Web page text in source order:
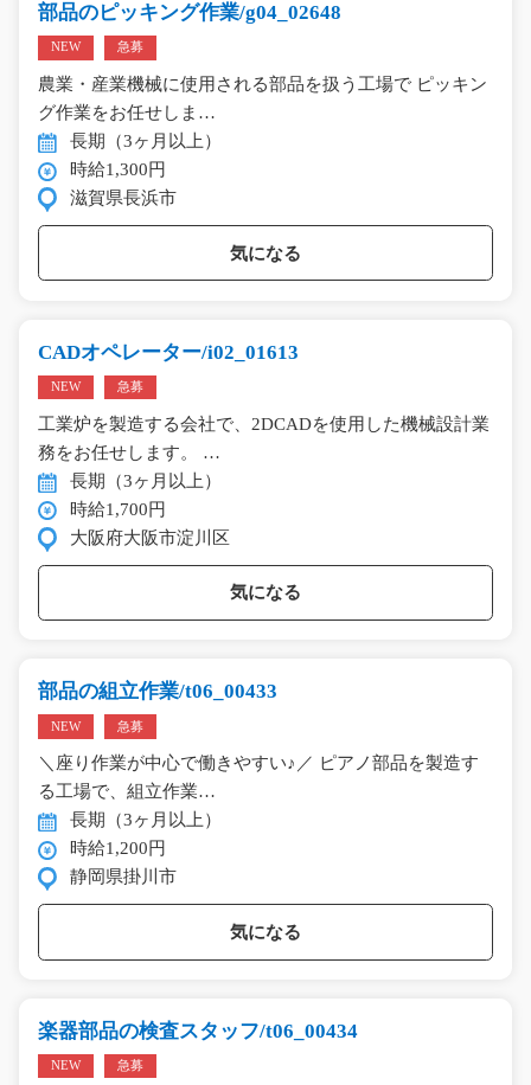
部品のピッキング作業/g04_02648
NEW 急募
農業・産業機械に使用される部品を扱う工場で ピッキン
グ作業をお任せしま…
長期（3ヶ月以上）
時給1,300円
滋賀県長浜市
気になる
CADオペレーター/i02_01613
NEW 急募
工業炉を製造する会社で、2DCADを使用した機械設計業
務をお任せします。 …
長期（3ヶ月以上）
時給1,700円
大阪府大阪市淀川区
気になる
部品の組立作業/t06_00433
NEW 急募
＼座り作業が中心で働きやすい♪／ ピアノ部品を製造す
る工場で、組立作業…
長期（3ヶ月以上）
時給1,200円
静岡県掛川市
気になる
楽器部品の検査スタッフ/t06_00434
NEW 急募